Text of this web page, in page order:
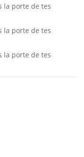
la porte de tes
la porte de tes
la porte de tes